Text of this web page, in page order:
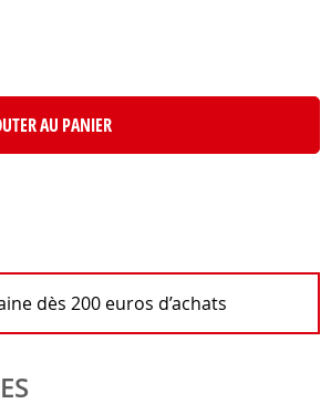
AU PANIER
dès 200 euros d’achats